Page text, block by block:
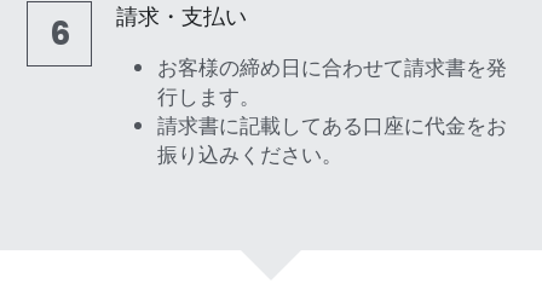
6 請求・支払い
お客様の締め日に合わせて請求書を発
行します。
請求書に記載してある口座に代金をお
振り込みください。